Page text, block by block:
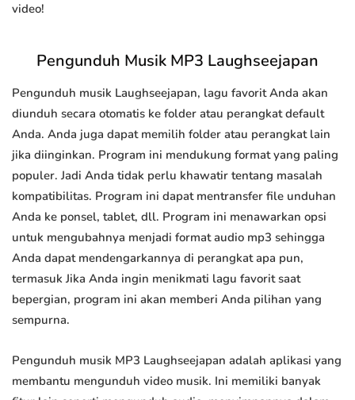
video!
Pengunduh Musik MP3 Laughseejapan
Pengunduh musik Laughseejapan, lagu favorit Anda akan
diunduh secara otomatis ke folder atau perangkat default
Anda. Anda juga dapat memilih folder atau perangkat lain
jika diinginkan. Program ini mendukung format yang paling
populer. Jadi Anda tidak perlu khawatir tentang masalah
kompatibilitas. Program ini dapat mentransfer file unduhan
Anda ke ponsel, tablet, dll. Program ini menawarkan opsi
untuk mengubahnya menjadi format audio mp3 sehingga
Anda dapat mendengarkannya di perangkat apa pun,
termasuk Jika Anda ingin menikmati lagu favorit saat
bepergian, program ini akan memberi Anda pilihan yang
sempurna.
Pengunduh musik MP3 Laughseejapan adalah aplikasi yang
membantu mengunduh video musik. Ini memiliki banyak